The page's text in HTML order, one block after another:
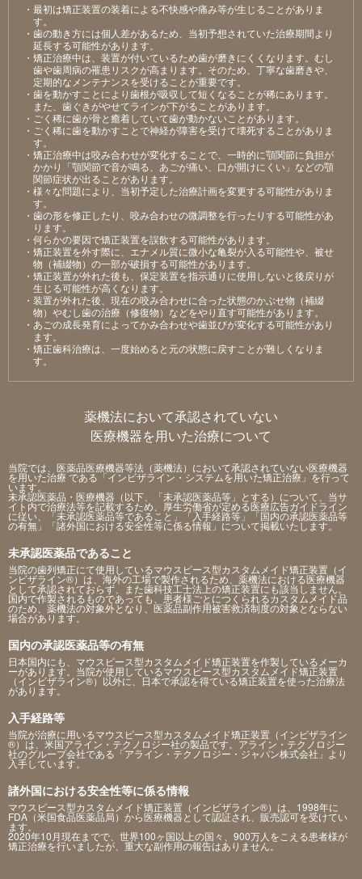
・最初は矯正装置の装着による不快感や痛み等が⽣じることがありま
す。
・⻭の動き⽅には個⼈差があるため、当初予想されていた治療期間より
延⻑する可能性があります。
・矯正治療中は、装置が付いているため⻭が磨きにくくなります。むし
⻭や⻭周病の罹患リスクが⾼まります。そのため、丁寧な⻭磨きや、
定期的なメンテナンスを受けることが重要です。
・⻭を動かすことにより⻭根が吸収して短くなることが稀にあります。
また、⻭ぐきがやせてラインが下がることがあります。
・ごく稀に⻭が⾻と癒着していて⻭が動かないことがあります。
・ごく稀に⻭を動かすことで神経が障害を受けて壊死することがありま
す。
・矯正治療中は咬み合わせが変化することで、⼀時的に顎関節に負担が
かかり「顎関節で⾳が鳴る、あごが痛い、⼝が開けにくい」などの顎
関節症状が出ることがあります。
・様々な問題により、当初予定した治療計画を変更する可能性がありま
す。
・⻭の形を修正したり、咬み合わせの微調整を⾏ったりする可能性があ
ります。
・何らかの要因で矯正装置を誤飲する可能性があります。
・矯正装置を外す際に、エナメル質に微⼩な⻲裂が⼊る可能性や、被せ
物（補綴物）の⼀部が破損する可能性があります。
・矯正装置が外れた後も、保定装置を指⽰通りに使⽤しないと後戻りが
⽣じる可能性が⾼くなります。
・装置が外れた後、現在の咬み合わせに合った状態のかぶせ物（補綴
物）やむし⻭の治療（修復物）などをやり直す可能性があります。
・あごの成⻑発育によってかみ合わせや⻭並びが変化する可能性があり
ます。
・矯正⻭科治療は、⼀度始めると元の状態に戻すことが難しくなりま
す。
薬機法において承認されていない
医療機器を用いた治療について
当院では、医薬品医療機器等法（薬機法）において承認されていない医療機器
を用いた治療 である「インビザライン・システムを用いた矯正治療」を行って
います。
未承認医薬品・医療機器（以下、「未承認医薬品等」とする）について、当サ
イト内で治療法等を記載するため、厚生労働省が定める医療広告ガイドライン
に従い、「未承認医薬品等であること」「入手経路等」「国内の承認医薬品等
の有無」「諸外国における安全性等に係る情報」について掲載いたします。
未承認医薬品であること
当院の歯列矯正にて使用しているマウスピース型カスタムメイド矯正装置（イ
ンビザライン®）は、海外の工場で製作されるため、薬機法における医療機器
として承認されておらず、また歯科技工士法上の矯正装置にも該当しません。
国内で作製されるものであっても、患者様ごとにつくられるカスタムメイド品
のため、薬機法の対象外となり、医薬品副作用被害救済制度の対象とならない
場合があります。
国内の承認医薬品等の有無
日本国内にも、マウスピース型カスタムメイド矯正装置を作製しているメーカ
ーがあります。当院が使用しているマウスピース型カスタムメイド矯正装置
（インビザライン®）以外に、日本で承認を得ている矯正装置を使った治療法
があります。
入手経路等
当院が治療に用いるマウスピース型カスタムメイド矯正装置（インビザライン
®）は、米国アライン・テクノロジー社の製品です。アライン・テクノロジー
社のグループ会社である「アライン・テクノロジー・ジャパン株式会社」より
入手しています。
諸外国における安全性等に係る情報
マウスピース型カスタムメイド矯正装置（インビザライン®）は、1998年に
FDA（米国食品医薬品局）から医療機器として認証され、販売認可を受けてい
ます。
2020年10月現在までで、世界100ヶ国以上の国々、900万人をこえる患者様が
矯正治療を行いましたが、重大な副作用の報告はありません。